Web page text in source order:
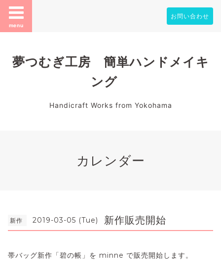
menu
お問い合わせ
夢つむぎ工房 簡単ハンドメイキ
ング
Handicraft Works from Yokohama
カレンダー
新作 2019-03-05 (Tue) 新作販売開始
帯バッグ新作「碧の帳」を minne で販売開始します。